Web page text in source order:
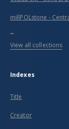
millPOLstone -
...
View all collections
Indexes
Title
Creator